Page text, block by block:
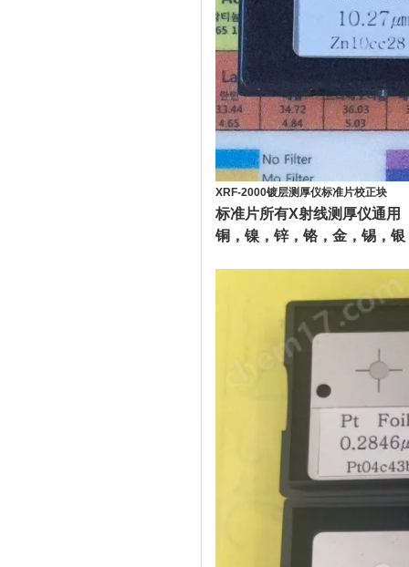
XRF-2000镀层测厚仪标准片校正块
标准片所有X射线测厚仪通用
铜，镍，锌，铬，金，锡，